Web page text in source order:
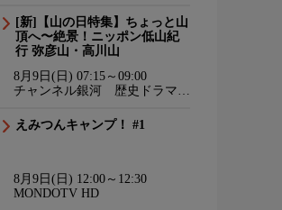
[新]【山の日特集】ちょっと山
頂へ〜絶景！ニッポン低山紀
行 弥彦山・高川山
8月9日(日) 07:15～09:00
チャンネル銀河 歴史ドラマ・
えみつんキャンプ！ #1
8月9日(日) 12:00～12:30
MONDOTV HD